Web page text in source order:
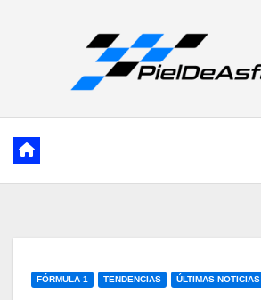
FÓRMULA 1 TENDENCIAS ÚLTIMAS NOTICIAS